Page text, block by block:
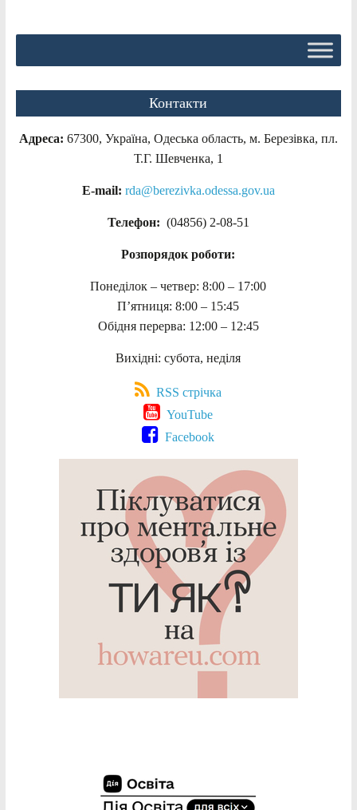
Контакти
Адреса: 67300, Україна, Одеська область, м. Березівка, пл.
Т.Г. Шевченка, 1
E-mail: rda@berezivka.odessa.gov.ua
Телефон: (04856) 2-08-51
Розпорядок роботи:
Понеділок – четвер: 8:00 – 17:00
П’ятниця: 8:00 – 15:45
Обідня перерва: 12:00 – 12:45
Вихідні: субота, неділя
RSS стрічка
YouTube
Facebook